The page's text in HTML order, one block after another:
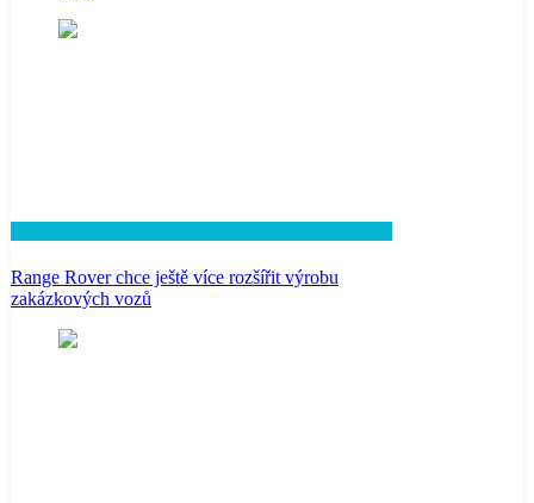
Range Rover chce ještě více rozšířit výrobu
zakázkových vozů